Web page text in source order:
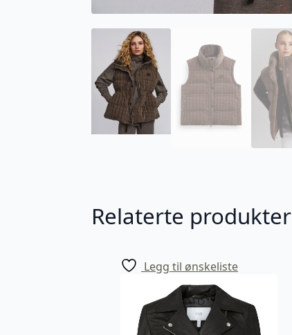
Relaterte produkter
Legg til ønskeliste